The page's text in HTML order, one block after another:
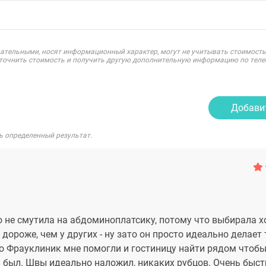
носят информационный характер, могут не учитывать
стоимость и получить другую дополнительную информацию по
определенный результат.
смутила на абдоминоплатсику, потому что выбирала
чем у других - ну зато он просто идеально
Фрауклиник мне помогли и гостиницу найти рядом
Швы идеально наложил, никаких рубцов. Очень